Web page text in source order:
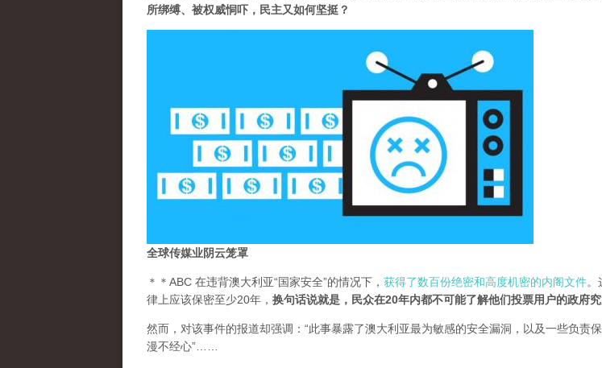
所绑缚、被权威恫吓，民主又如何坚挺？
全球传媒业阴云笼罩
＊＊ABC 在违背澳大利亚“国家安全”的情况下， 获得了数百份绝密和高度机密的内阁文件。
律上应该保密至少20年， 换句话说就是，民众在20年内都不可能了解他们投票用户的政府究
然而，对该事件的报道却强调：“此事暴露了澳大利亚最为敏感的安全漏洞，以及一些负责
漫不经心”……